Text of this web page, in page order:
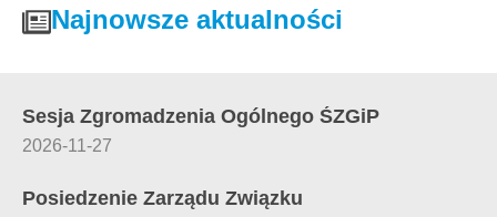
Najnowsze aktualności
Sesja Zgromadzenia Ogólnego ŚZGiP
2026-11-27
Posiedzenie Zarządu Związku